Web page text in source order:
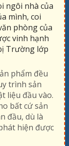
ngôi nhà của
mình, coi
phòng của
vinh hạnh
Trường lớp
phẩm đều
trình sản
liệu đầu vào.
bất cứ sản
đầu, dù là
hiện được